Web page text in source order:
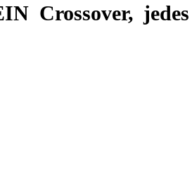
Crossover,